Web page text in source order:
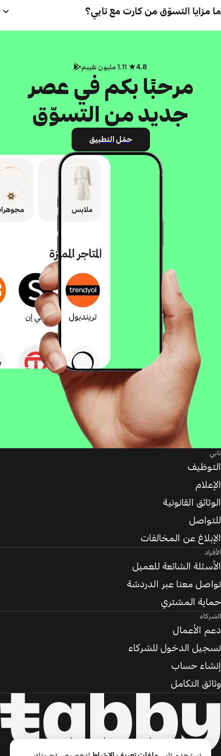
ما مزايا التسوّق من كارت مع تابي؟
4.8
مرحبًا بكم في عصر
جديد من التسوّق
حمّل التطبيق
تابي
التوظيف
الإعلام
الوثائق القانونية
للتواصل
الإبلاغ عن المخالفات
الأفراد
الأسئلة الشائعة للعميل
تواصل معنا عبر الدردشة
حماية المشتري
الشركاء
دعم الأعمال
تسجيل الدخول للشركاء
إنشاء حساب
وثائق التكامل